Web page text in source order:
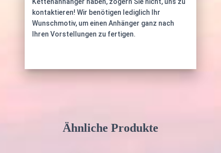
Kettenanhänger haben, zögern Sie nicht, uns zu
kontaktieren! Wir benötigen lediglich Ihr
Wunschmotiv, um einen Anhänger ganz nach
Ihren Vorstellungen zu fertigen.
Ähnliche Produkte